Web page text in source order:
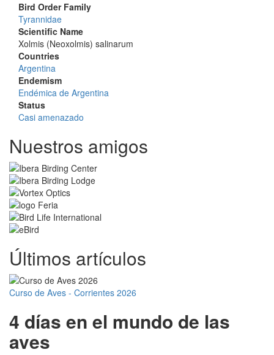
Bird Order Family
Tyrannidae
Scientific Name
Xolmis (Neoxolmis) salinarum
Countries
Argentina
Endemism
Endémica de Argentina
Status
Casi amenazado
Nuestros amigos
Últimos artículos
Curso de Aves - Corrientes 2026
4 días en el mundo de las
aves